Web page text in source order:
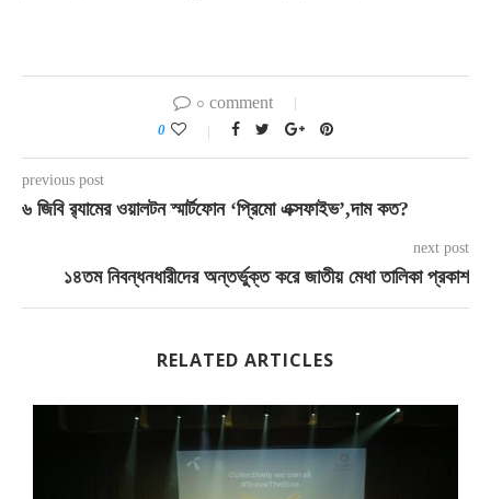
০ comment
0
previous post
৬ জিবি র‌্যামের ওয়ালটন স্মার্টফোন ‘প্রিমো এক্সফাইভ’,দাম কত?
next post
১৪তম নিবন্ধনধারীদের অন্তর্ভুক্ত করে জাতীয় মেধা তালিকা প্রকাশ
RELATED ARTICLES